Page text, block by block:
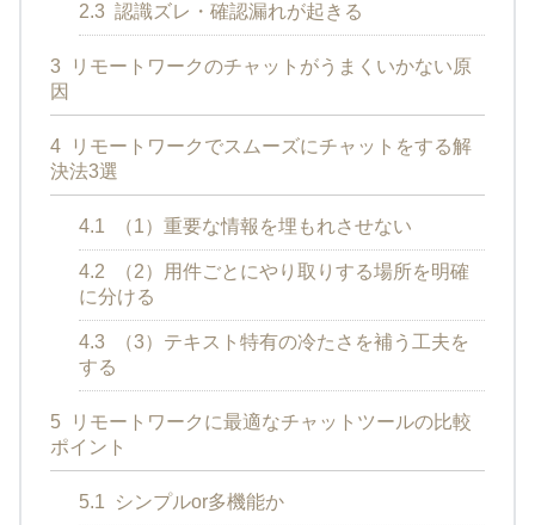
2.3 認識ズレ・確認漏れが起きる
3
リモートワークのチャットがうまくいかない原
因
4
リモートワークでスムーズにチャットをする解
決法3選
4.1 （1）重要な情報を埋もれさせない
4.2
（2）用件ごとにやり取りする場所を明確
に分ける
4.3
（3）テキスト特有の冷たさを補う工夫を
する
5
リモートワークに最適なチャットツールの比較
ポイント
5.1 シンプルor多機能か